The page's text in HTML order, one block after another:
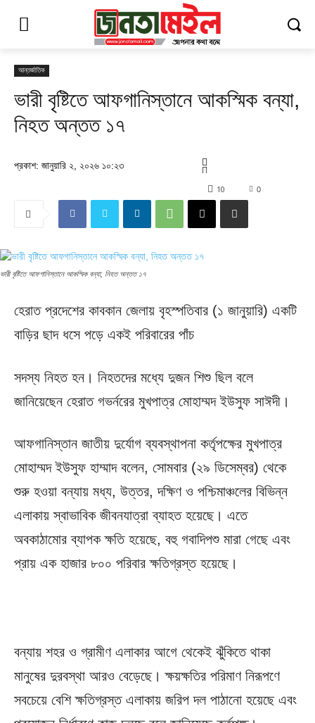
আন্তর্জাতিক
ভারী বৃষ্টিতে আফগানিস্তানে আকস্মিক বন্যা,
নিহত অন্তত ১৭
প্রকাশ: জানুয়ারি ২, ২০২৬ ১০:২৩
0
10
ভারী বৃষ্টিতে আফগানিস্তানে আকস্মিক বন্যা, নিহত অন্তত ১৭
হেরাত প্রদেশের কাবকান জেলায় বৃহস্পতিবার (১ জানুয়ারি) একটি
বাড়ির ছাদ ধসে পড়ে একই পরিবারের পাঁচ
সদস্য নিহত হন। নিহতদের মধ্যে দুজন শিশু ছিল বলে
জানিয়েছেন হেরাত গভর্নরের মুখপাত্র মোহাম্মদ ইউসুফ সাঈদী।
আফগানিস্তান জাতীয় দুর্যোগ ব্যবস্থাপনা কর্তৃপক্ষের মুখপাত্র
মোহাম্মদ ইউসুফ হাম্মাদ বলেন, সোমবার (২৯ ডিসেম্বর) থেকে
শুরু হওয়া বন্যায় মধ্য, উত্তর, দক্ষিণ ও পশ্চিমাঞ্চলের বিভিন্ন
এলাকায় স্বাভাবিক জীবনযাত্রা ব্যাহত হয়েছে। এতে
অবকাঠামোর ব্যাপক ক্ষতি হয়েছে, বহু গবাদিপশু মারা গেছে এবং
প্রায় এক হাজার ৮০০ পরিবার ক্ষতিগ্রস্ত হয়েছে।
বন্যায় শহর ও গ্রামীণ এলাকার আগে থেকেই ঝুঁকিতে থাকা
মানুষের দুরবস্থা আরও বেড়েছে। ক্ষয়ক্ষতির পরিমাণ নিরূপণে
সবচেয়ে বেশি ক্ষতিগ্রস্ত এলাকায় জরিপ দল পাঠানো হয়েছে এবং